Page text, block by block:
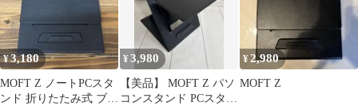
¥3,180
MOFT Z ノートPCスタ
ンド 折りたたみ式 ブラ
¥3,980
【美品】 MOFT Z パソ
コンスタンド PCスタン
¥2,980
MOFT Z